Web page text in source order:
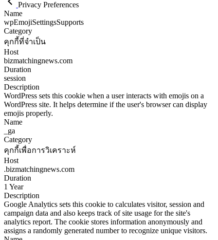
Privacy Preferences
Name
wpEmojiSettingsSupports
Category
คุกกี้ที่จำเป็น
Host
bizmatchingnews.com
Duration
session
Description
WordPress sets this cookie when a user interacts with emojis on a
WordPress site. It helps determine if the user's browser can display
emojis properly.
Name
_ga
Category
คุกกี้เพื่อการวิเคราะห์
Host
.bizmatchingnews.com
Duration
1 Year
Description
Google Analytics sets this cookie to calculates visitor, session and
campaign data and also keeps track of site usage for the site's
analytics report. The cookie stores information anonymously and
assigns a randomly generated number to recognize unique visitors.